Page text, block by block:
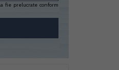
fie prelucrate conform